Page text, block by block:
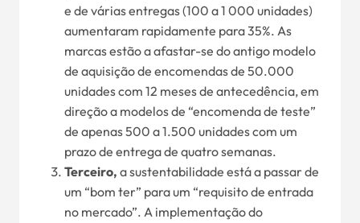
e de várias entregas (100 a 1 000 unidades)
aumentaram rapidamente para 35%. As
marcas estão a afastar-se do antigo modelo
de aquisição de encomendas de 50.000
unidades com 12 meses de antecedência, em
direção a modelos de “encomenda de teste”
de apenas 500 a 1.500 unidades com um
prazo de entrega de quatro semanas.
Terceiro, a sustentabilidade está a passar de
um “bom ter” para um “requisito de entrada
no mercado”. A implementação do